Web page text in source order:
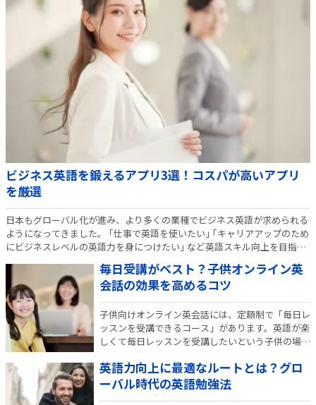
ビジネス英語を鍛えるアプリ3選！コスパが高いアプリ
を厳選
日本もグローバル化が進み、より多くの業種でビジネス英語が求められる
ようになってきました。 ｢仕事で英語を使いたい｣ ｢キャリアアップのため
にビジネスレベルの英語力を身につけたい｣ など英語スキル向上を目指す
なら、なるべく効率良く集中的にビジネス英語を学びたいですよね。 そん
毎日受講がベスト？子供オンライン英
会話の効果を高めるコツ
子供向けオンライン英会話には、定額制で「毎日レ
ッスンを受講できるコース」があります。英語が楽
しくて毎日レッスンを受講したいという子供の場合
ですよね。 中には「果たして本当に毎日受講させ
るのが良いのか？」と疑問をお持ちの親御さんもお
英語力向上に最適なルートとは？グロ
ーバル時代の英語勉強法